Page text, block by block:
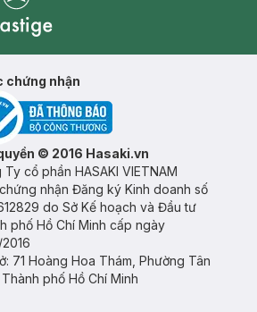
chứng nhận
© 2016 Hasaki.vn
Ty cổ phần HASAKI VIETNAM
nhận Đăng ký Kinh doanh số
do Sở Kế hoạch và Đầu tư
phố Hồ Chí Minh cấp ngày
2016
71 Hoàng Hoa Thám, Phường Tân
phố Hồ Chí Minh